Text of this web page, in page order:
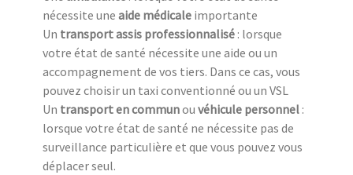
nécessite une aide médicale importante
Un transport assis professionnalisé : lorsque
votre état de santé nécessite une aide ou un
accompagnement de vos tiers. Dans ce cas, vous
pouvez choisir un taxi conventionné ou un VSL
Un transport en communou véhicule personnel :
lorsque votre état de santé ne nécessite pas de
surveillance particulière et que vous pouvez vous
déplacer seul.